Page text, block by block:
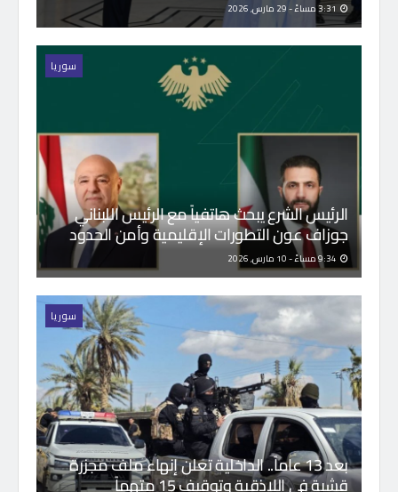
سوريا
الرئيس الشرع يبحث هاتفياً مع الرئيس اللبناني
جوزاف عون التطورات الإقليمية وأمن الحدود
سوريا
بعد 13 عاماً.. الداخلية تعلن إنهاء ملف مجزرة
قشبة في اللاذقية وتوقيف 15 متهماً